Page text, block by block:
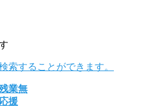
索することができます。
業無
援